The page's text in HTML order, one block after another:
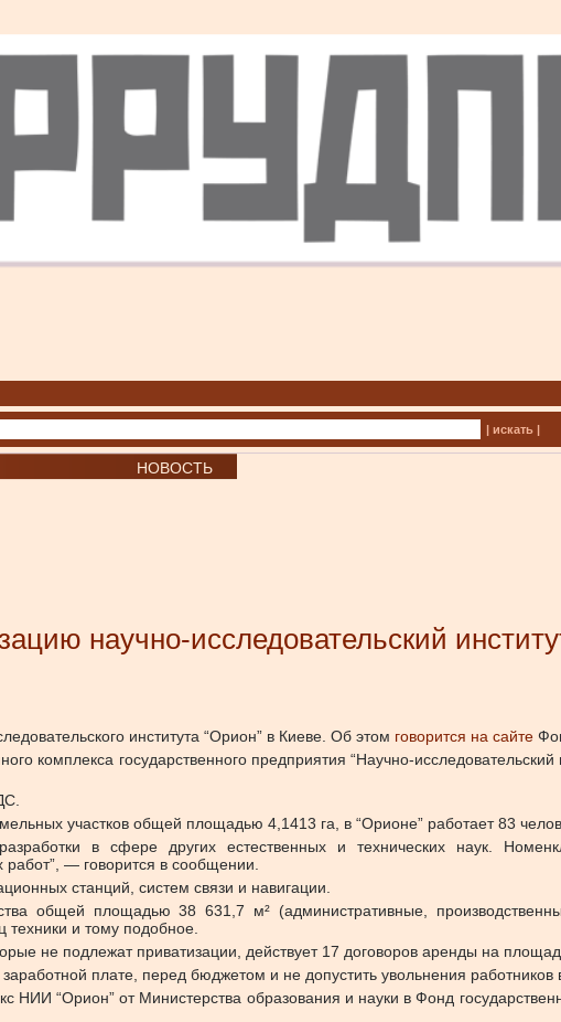
| искать |
НОВОСТЬ
научно-исследовательский
института “Орион” в Киеве. Об этом говорится на сайте
комплекса государственного предприятия “Научно-исследовательский
участков общей площадью 4,1413 га, в “Орионе” работает 83
в сфере других естественных и технических наук.
работ”, — говорится в сообщении.
станций, систем связи и навигации.
общей площадью 38 631,7 м² (административные,
и тому подобное.
не подлежат приватизации, действует 17 договоров аренды на
плате, перед бюджетом и не допустить увольнения работников
НИИ “Орион” от Министерства образования и науки в Фонд